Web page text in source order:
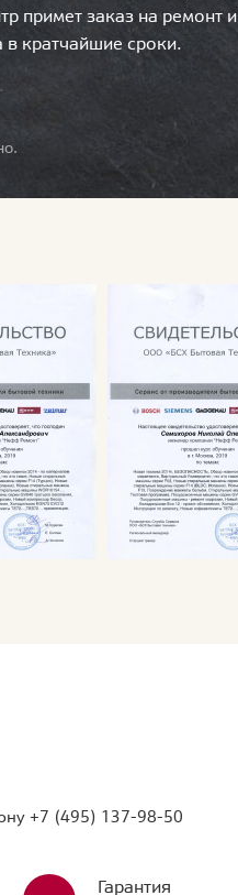
примет заказ на ремонт и
в кратчайшие сроки.
+7 (495) 137-98-50
Гарантия